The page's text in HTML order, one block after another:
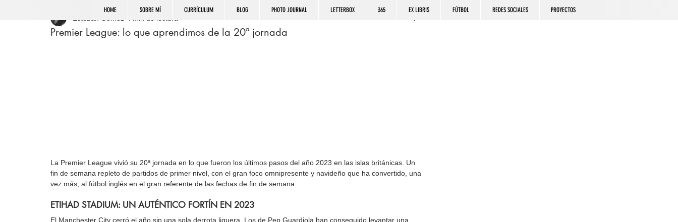
Premier League: lo que aprendimos de la 20ª jornada
La Premier League vivió su 20ª jornada en lo que fueron los últimos pasos del año 2023 en las islas británicas. Un
fin de semana repleto de partidos de primer nivel, con el gran foco omnipresente y navideño que ha convertido, una
vez más, al fútbol inglés en el gran referente de las fechas de fin de semana:
ETIHAD STADIUM: UN AUTÉNTICO FORTÍN EN 2023
El Manchester City cerró el año sin una sola derrota liguera. Los de Pep Guardiola han conseguido levantar una
HOME SOBRE MÍ CURRÍCULUM BLOG PHOTO JOURNAL LETTERBOX 365 EX LIBRIS FÚTBOL REDES SOCIALES PROYECTOS